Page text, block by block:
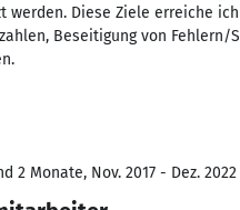
werden. Diese Ziele erreiche
Beseitigung von
2 Monate, Nov. 2017 - Dez. 2022